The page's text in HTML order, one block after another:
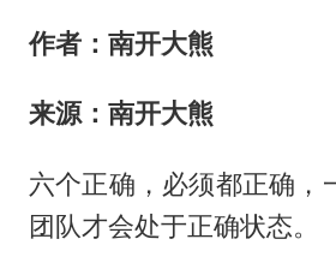
作者：南开大熊
来源：南开大熊
六个正确，必须都正确，
团队才会处于正确状态。